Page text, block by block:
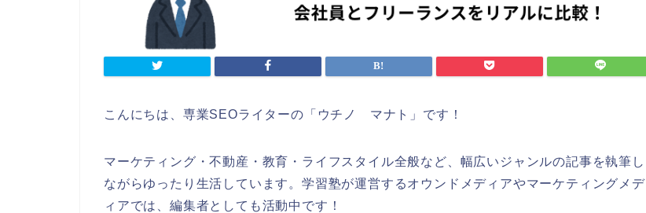
こんにちは、専業SEOライターの「ウチノ マナト」です！
マーケティング・不動産・教育・ライフスタイル全般など、幅広いジャンルの記事を執筆し
ながらゆったり生活しています。学習塾が運営するオウンドメディアやマーケティングメデ
ィアでは、編集者としても活動中です！